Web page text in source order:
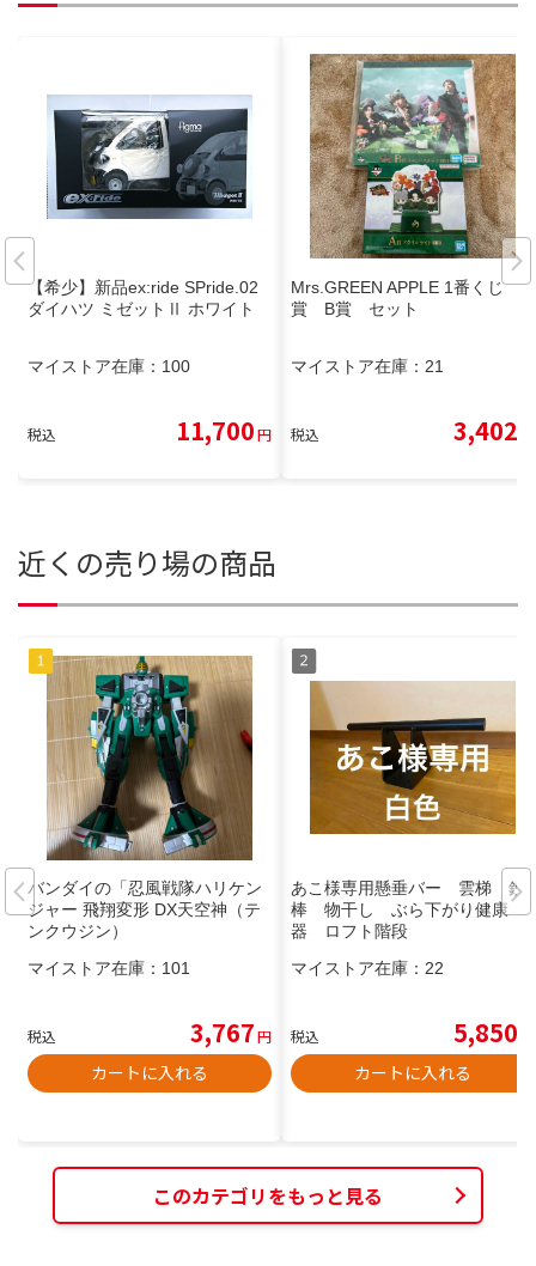
【希少】新品ex:ride SPride.02
ダイハツ ミゼットⅡ ホワイト
マイストア在庫： 100
税込 11,700円
Mrs.GREEN APPLE 1番くじ A
賞 B賞 セット
マイストア在庫： 21
税込 3,402
近くの売り場の商品
バンダイの「忍風戦隊ハリケン
ジャー 飛翔変形 DX天空神（テ
ンクウジン）
マイストア在庫： 101
税込 3,767円
カートに入れる
あこ様専用懸垂バー 雲梯 鉄
棒 物干し ぶら下がり健康
器 ロフト階段
マイストア在庫： 22
税込 5,850
カートに入れる
このカテゴリをもっと見る